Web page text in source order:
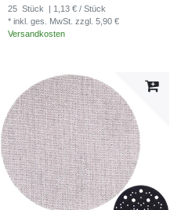
25 Stück
| 1,13 € / Stück
* inkl. ges. MwSt.zzgl. 5,90 €
Versandkosten